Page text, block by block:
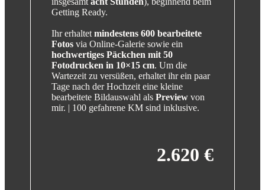
Getting Ready.
Ihr erhaltet mindestens 600 bearbeitete
Fotosvia Online-Galerie sowie ein
hochwertiges Päckchen mit 50
Fotodrucken in 10×15 cm. Um die
Wartezeit zu versüßen, erhaltet ihr ein paar
Tage nach der Hochzeit eine kleine
bearbeitete Bildauswahl als Previewvon
mir. | 100 gefahrene KM sind inklusive.
2.620 €